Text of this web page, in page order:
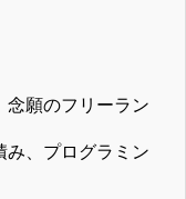
念願のフリーラン
み、プログラミン